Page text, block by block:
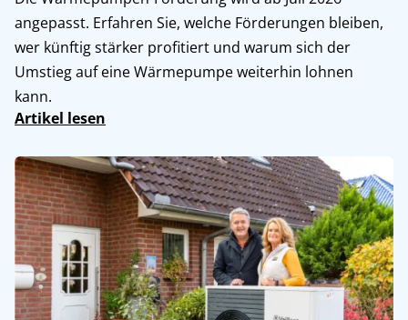
angepasst. Erfahren Sie, welche Förderungen bleiben,
wer künftig stärker profitiert und warum sich der
Umstieg auf eine Wärmepumpe weiterhin lohnen
kann.
Artikel lesen